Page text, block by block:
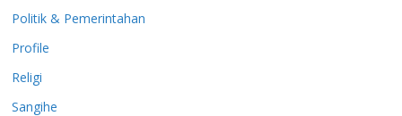
Politik & Pemerintahan
Profile
Religi
Sangihe